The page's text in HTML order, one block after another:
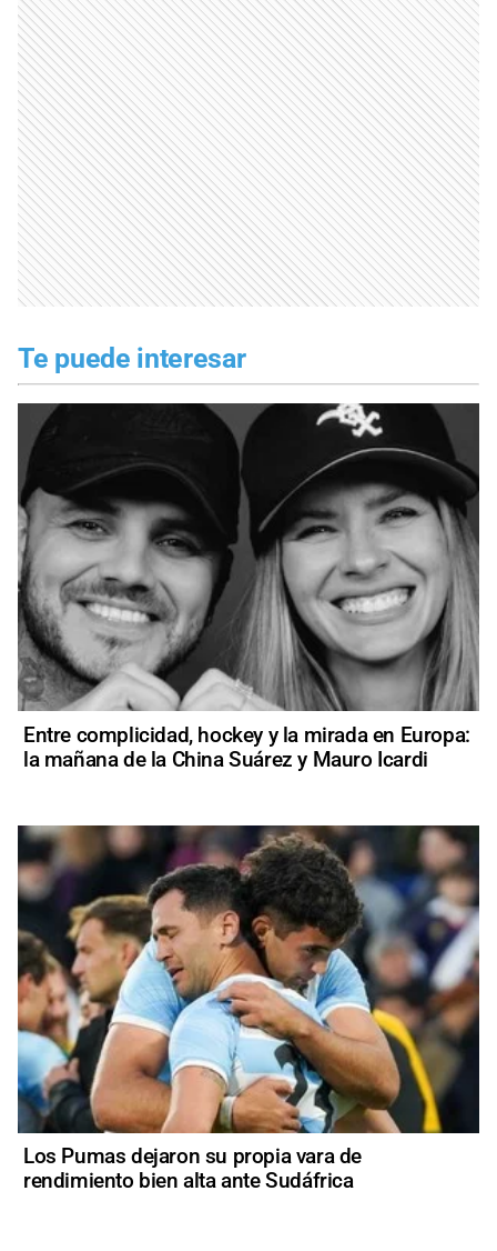
Te puede interesar
Entre complicidad, hockey y la mirada en Europa:
la mañana de la China Suárez y Mauro Icardi
Los Pumas dejaron su propia vara de
rendimiento bien alta ante Sudáfrica